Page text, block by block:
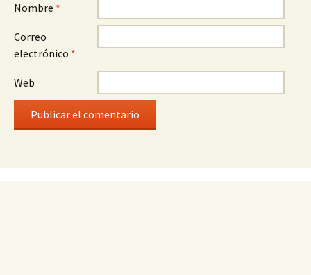
Nombre *
Correo
electrónico *
Web